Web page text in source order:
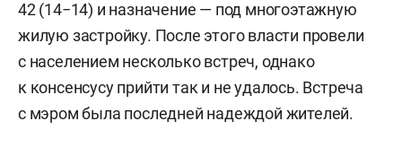
42 (14−14) и назначение — под многоэтажную
жилую застройку. После этого власти провели
с населением несколько встреч, однако
к консенсусу прийти так и не удалось. Встреча
с мэром была последней надеждой жителей.